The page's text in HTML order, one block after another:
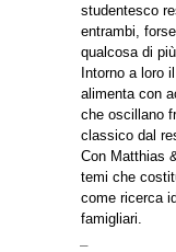
studentesco
entrambi,
qualcosa di
Intorno a loro
alimenta con
che oscillano
classico dal
Con Matthias
temi che
come ricerca
famigliari.